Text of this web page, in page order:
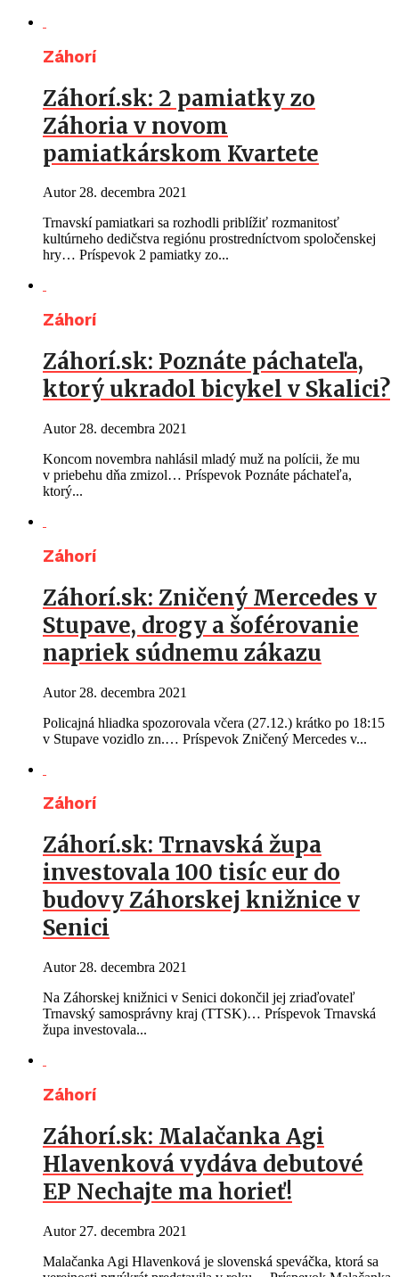
Záhorí
Záhorí.sk: 2 pamiatky zo
Záhoria v novom
pamiatkárskom Kvartete
Autor28. decembra 2021
Trnavskí pamiatkari sa rozhodli priblížiť rozmanitosť
kultúrneho dedičstva regiónu prostredníctvom spoločenskej
hry… Príspevok 2 pamiatky zo...
Záhorí
Záhorí.sk: Poznáte páchateľa,
ktorý ukradol bicykel v Skalici?
Autor 28. decembra 2021
Koncom novembra nahlásil mladý muž na polícii, že mu
v priebehu dňa zmizol… Príspevok Poznáte páchateľa,
ktorý...
Záhorí
Záhorí.sk: Zničený Mercedes v
Stupave, drogy a šoférovanie
napriek súdnemu zákazu
Autor 28. decembra 2021
Policajná hliadka spozorovala včera (27.12.) krátko po 18:15
v Stupave vozidlo zn.… Príspevok Zničený Mercedes v...
Záhorí
Záhorí.sk: Trnavská župa
investovala 100 tisíc eur do
budovy Záhorskej knižnice v
Senici
Autor 28. decembra 2021
Na Záhorskej knižnici v Senici dokončil jej zriaďovateľ
Trnavský samosprávny kraj (TTSK)… Príspevok Trnavská
župa investovala...
Záhorí
Záhorí.sk: Malačanka Agi
Hlavenková vydáva debutové
EP Nechajte ma horieť!
Autor 27. decembra 2021
Malačanka Agi Hlavenková je slovenská speváčka, ktorá sa